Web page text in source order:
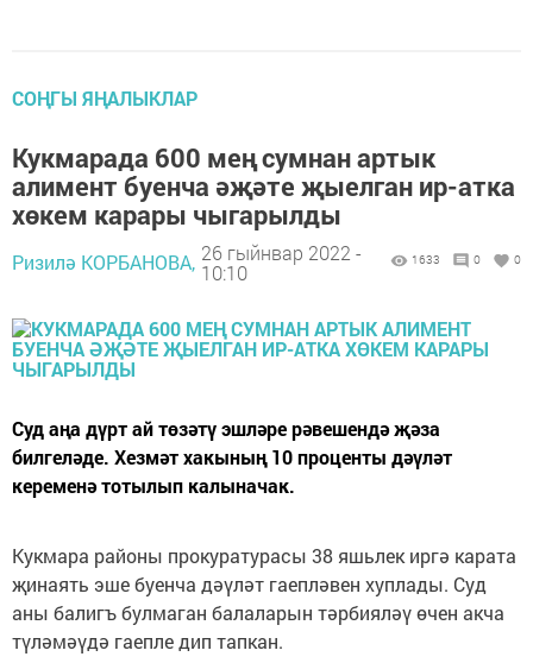
СОҢГЫ ЯҢАЛЫКЛАР
Кукмарада 600 мең сумнан артык
алимент буенча әҗәте җыелган ир-атка
хөкем карары чыгарылды
Ризилә КОРБАНОВА, 26 гыйнвар 2022 -
10:10
1633 0 0
Суд аңа дүрт ай төзәтү эшләре рәвешендә җәза
билгеләде. Хезмәт хакының 10 проценты дәүләт
кеременә тотылып калыначак.
Кукмара районы прокуратурасы 38 яшьлек иргә карата
җинаять эше буенча дәүләт гаепләвен хуплады. Суд
аны балигъ булмаган балаларын тәрбияләү өчен акча
түләмәүдә гаепле дип тапкан.